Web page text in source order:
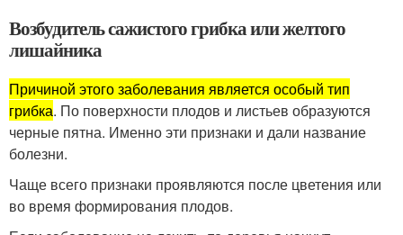
Возбудитель сажистого грибка или желтого
лишайника
Причиной этого заболевания является особый тип
грибка. По поверхности плодов и листьев образуются
черные пятна. Именно эти признаки и дали название
болезни.
Чаще всего признаки проявляются после цветения или
во время формирования плодов.